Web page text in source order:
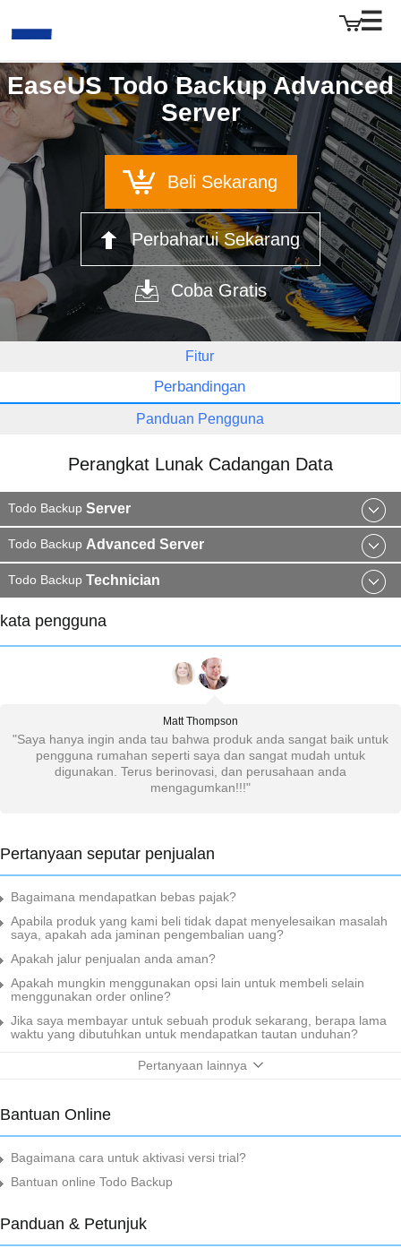
EaseUS
EaseUS Todo Backup Advanced
Server
Beli Sekarang
Perbaharui Sekarang
Coba Gratis
Fitur
Perbandingan
Panduan Pengguna
Perangkat Lunak Cadangan Data
Todo Backup Server
Todo Backup Advanced Server
Todo Backup Technician
kata pengguna
Matt Thompson
"Saya hanya ingin anda tau bahwa produk anda sangat baik untuk
pengguna rumahan seperti saya dan sangat mudah untuk
digunakan. Terus berinovasi, dan perusahaan anda
mengagumkan!!!"
Pertanyaan seputar penjualan
Bagaimana mendapatkan bebas pajak?
Apabila produk yang kami beli tidak dapat menyelesaikan masalah
saya, apakah ada jaminan pengembalian uang?
Apakah jalur penjualan anda aman?
Apakah mungkin menggunakan opsi lain untuk membeli selain
menggunakan order online?
Jika saya membayar untuk sebuah produk sekarang, berapa lama
waktu yang dibutuhkan untuk mendapatkan tautan unduhan?
Pertanyaan lainnya
Bantuan Online
Bagaimana cara untuk aktivasi versi trial?
Bantuan online Todo Backup
Panduan & Petunjuk